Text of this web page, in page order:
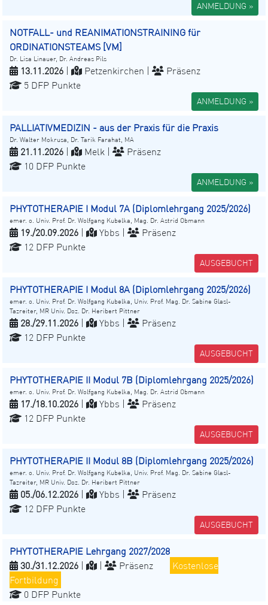
ANMELDUNG »
NOTFALL- und REANIMATIONSTRAINING für
ORDINATIONSTEAMS [VM]
Dr. Lisa Linauer, Dr. Andreas Pils
13.11.2026 Petzenkirchen |
Präsenz
5 DFP Punkte
ANMELDUNG »
PALLIATIVMEDIZIN - aus der Praxis für die Praxis
Dr. Walter Mokrusa, Dr. Tarik Farahat, MA
21.11.2026 Melk |
Präsenz
10 DFP Punkte
ANMELDUNG »
PHYTOTHERAPIE I Modul 7A (Diplomlehrgang 2025/2026)
emer. o. Univ. Prof. Dr. Wolfgang Kubelka, Mag. Dr. Astrid Obmann
19./20.09.2026 Ybbs |
Präsenz
12 DFP Punkte
AUSGEBUCHT
PHYTOTHERAPIE I Modul 8A (Diplomlehrgang 2025/2026)
emer. o. Univ. Prof. Dr. Wolfgang Kubelka, Univ. Prof. Mag. Dr. Sabine Glasl-
Tazreiter, MR Univ. Doz. Dr. Heribert Pittner
28./29.11.2026 Ybbs |
Präsenz
12 DFP Punkte
AUSGEBUCHT
PHYTOTHERAPIE II Modul 7B (Diplomlehrgang 2025/2026)
emer. o. Univ. Prof. Dr. Wolfgang Kubelka, Mag. Dr. Astrid Obmann
17./18.10.2026 Ybbs |
Präsenz
12 DFP Punkte
AUSGEBUCHT
PHYTOTHERAPIE II Modul 8B (Diplomlehrgang 2025/2026)
emer. o. Univ. Prof. Dr. Wolfgang Kubelka, Univ. Prof. Mag. Dr. Sabine Glasl-
Tazreiter, MR Univ. Doz. Dr. Heribert Pittner
05./06.12.2026 Ybbs |
Präsenz
12 DFP Punkte
AUSGEBUCHT
PHYTOTHERAPIE Lehrgang 2027/2028
30./31.12.2026
Präsenz
Kostenlose
Fortbildung
0 DFP Punkte